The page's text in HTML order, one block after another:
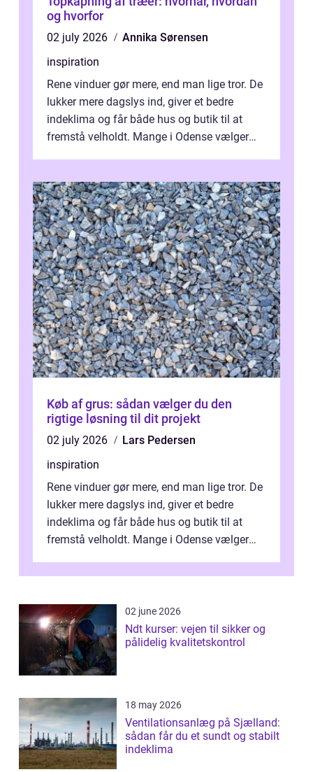
og hvorfor
02 july 2026
Annika Sørensen
inspiration
Rene vinduer gør mere, end man lige tror. De
lukker mere dagslys ind, giver et bedre
indeklima og får både hus og butik til at
fremstå velholdt. Mange i Odense vælger
Køb af grus: sådan vælger du den
rigtige løsning til dit projekt
02 july 2026
Lars Pedersen
inspiration
Rene vinduer gør mere, end man lige tror. De
lukker mere dagslys ind, giver et bedre
indeklima og får både hus og butik til at
fremstå velholdt. Mange i Odense vælger
02 june 2026
Ndt kurser: vejen til sikker og
pålidelig kvalitetskontrol
18 may 2026
Ventilationsanlæg på Sjælland:
sådan får du et sundt og stabilt
indeklima